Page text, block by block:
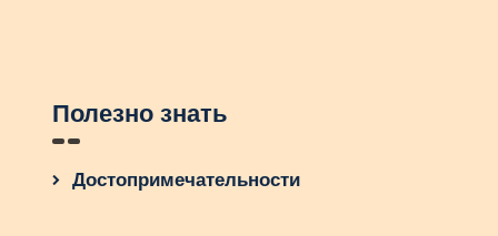
Полезно знать
Достопримечательности